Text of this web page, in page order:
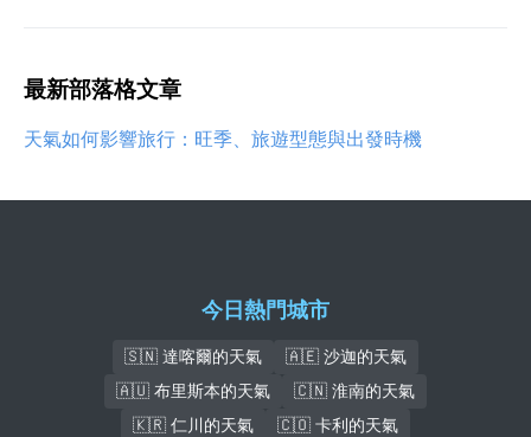
最新部落格文章
天氣如何影響旅行：旺季、旅遊型態與出發時機
今日熱門城市
🇸🇳 達喀爾的天氣
🇦🇪 沙迦的天氣
🇦🇺 布里斯本的天氣
🇨🇳 淮南的天氣
🇰🇷 仁川的天氣
🇨🇴 卡利的天氣